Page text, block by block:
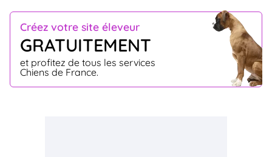
Créez votre site éleveur
GRATUITEMENT
et profitez de tous les services
Chiens de France.